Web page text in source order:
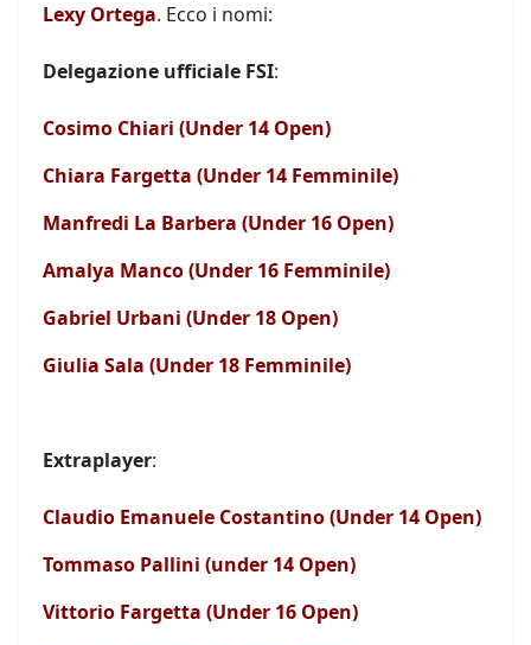
Lexy Ortega. Ecco i nomi:
Delegazione ufficiale FSI:
Cosimo Chiari (Under 14 Open)
Chiara Fargetta (Under 14 Femminile)
Manfredi La Barbera (Under 16 Open)
Amalya Manco (Under 16 Femminile)
Gabriel Urbani (Under 18 Open)
Giulia Sala (Under 18 Femminile)
Extraplayer:
Claudio Emanuele Costantino (Under 14 Open)
Tommaso Pallini (under 14 Open)
Vittorio Fargetta (Under 16 Open)